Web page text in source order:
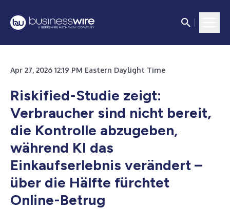
Apr 27, 2026 12:19 PM Eastern Daylight Time
Riskified-Studie zeigt:
Verbraucher sind nicht bereit,
die Kontrolle abzugeben,
während KI das
Einkaufserlebnis verändert –
über die Hälfte fürchtet
Online-Betrug